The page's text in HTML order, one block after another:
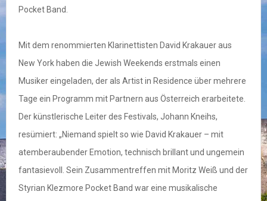
Pocket Band.
Mit dem renommierten Klarinettisten David Krakauer aus
New York haben die Jewish Weekends erstmals einen
Musiker eingeladen, der als Artist in Residence über mehrere
Tage ein Programm mit Partnern aus Österreich erarbeitete.
Der künstlerische Leiter des Festivals, Johann Kneihs,
resümiert: „Niemand spielt so wie David Krakauer – mit
atemberaubender Emotion, technisch brillant und ungemein
fantasievoll. Sein Zusammentreffen mit Moritz Weiß und der
Styrian Klezmore Pocket Band war eine musikalische